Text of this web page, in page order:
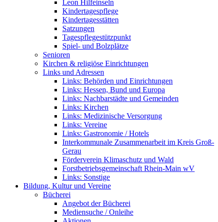
Leon Hilfeinseln
Kindertagespflege
Kindertagesstätten
Satzungen
Tagespflegestützpunkt
Spiel- und Bolzplätze
Senioren
Kirchen & religiöse Einrichtungen
Links und Adressen
Links: Behörden und Einrichtungen
Links: Hessen, Bund und Europa
Links: Nachbarstädte und Gemeinden
Links: Kirchen
Links: Medizinische Versorgung
Links: Vereine
Links: Gastronomie / Hotels
Interkommunale Zusammenarbeit im Kreis Groß-
Gerau
Förderverein Klimaschutz und Wald
Forstbetriebsgemeinschaft Rhein-Main wV
Links: Sonstige
Bildung, Kultur und Vereine
Bücherei
Angebot der Bücherei
Mediensuche / Onleihe